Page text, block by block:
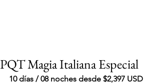
PQT Magia Italiana Especial
10 días / 08 noches desde $2,397 USD